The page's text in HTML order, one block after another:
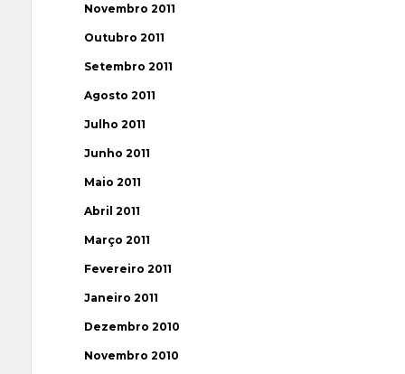
Novembro 2011
Outubro 2011
Setembro 2011
Agosto 2011
Julho 2011
Junho 2011
Maio 2011
Abril 2011
Março 2011
Fevereiro 2011
Janeiro 2011
Dezembro 2010
Novembro 2010